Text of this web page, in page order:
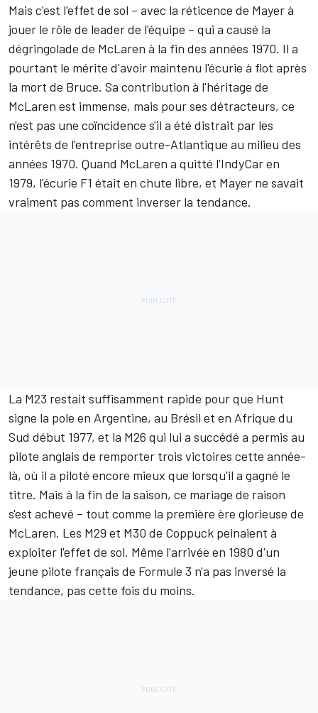
Mais c'est l'effet de sol – avec la réticence de Mayer à
jouer le rôle de leader de l'équipe – qui a causé la
dégringolade de McLaren à la fin des années 1970. Il a
pourtant le mérite d'avoir maintenu l'écurie à flot après
la mort de Bruce. Sa contribution à l'héritage de
McLaren est immense, mais pour ses détracteurs, ce
n'est pas une coïncidence s'il a été distrait par les
intérêts de l'entreprise outre-Atlantique au milieu des
années 1970. Quand McLaren a quitté l'IndyCar en
1979, l'écurie F1 était en chute libre, et Mayer ne savait
vraiment pas comment inverser la tendance.
La M23 restait suffisamment rapide pour que Hunt
signe la pole en Argentine, au Brésil et en Afrique du
Sud début 1977, et la M26 qui lui a succédé a permis au
pilote anglais de remporter trois victoires cette année-
là, où il a piloté encore mieux que lorsqu'il a gagné le
titre. Mais à la fin de la saison, ce mariage de raison
s'est achevé – tout comme la première ère glorieuse de
McLaren. Les M29 et M30 de Coppuck peinaient à
exploiter l'effet de sol. Même l'arrivée en 1980 d'un
jeune pilote français de Formule 3 n'a pas inversé la
tendance, pas cette fois du moins.